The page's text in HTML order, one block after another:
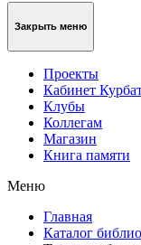
Закрыть меню
Проекты
Кабинет
Клубы
Коллегам
Магазин
Книга памяти
Меню
Главная
Каталог